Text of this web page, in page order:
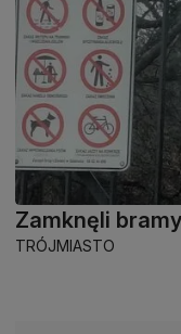
Zamknęli
TRÓJMIASTO